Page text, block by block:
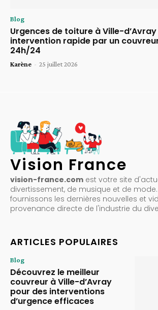
Blog
Urgences de toiture à Ville-
intervention rapide par un
24h/24
Karène - 25 juillet 2026
Vision France
vision-france.com est votre site
divertissement, de musique et de
fournissons les dernières nouvelles et
provenance directe de l'industrie du
ARTICLES POPULAIRES
Blog
Découvrez le meilleur
couvreur à Ville-d’Avray
pour des interventions
d’urgence efficaces